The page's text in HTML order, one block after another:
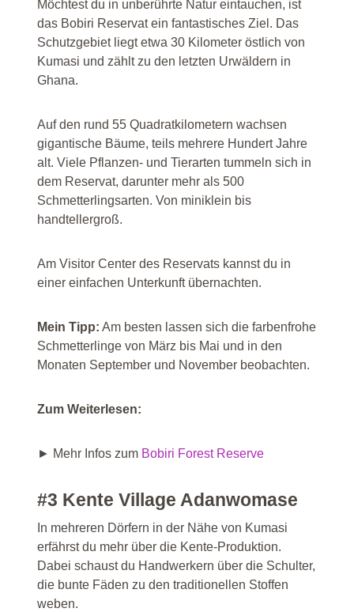
Möchtest du in unberührte Natur eintauchen, ist
das Bobiri Reservat ein fantastisches Ziel. Das
Schutzgebiet liegt etwa 30 Kilometer östlich von
Kumasi und zählt zu den letzten Urwäldern in
Ghana.
Auf den rund 55 Quadratkilometern wachsen
gigantische Bäume, teils mehrere Hundert Jahre
alt. Viele Pflanzen- und Tierarten tummeln sich in
dem Reservat, darunter mehr als 500
Schmetterlingsarten. Von miniklein bis
handtellergroß.
Am Visitor Center des Reservats kannst du in
einer einfachen Unterkunft übernachten.
Mein Tipp: Am besten lassen sich die farbenfrohe
Schmetterlinge von März bis Mai und in den
Monaten September und November beobachten.
Zum Weiterlesen:
► Mehr Infos zum Bobiri Forest Reserve
#3 Kente Village Adanwomase
In mehreren Dörfern in der Nähe von Kumasi
erfährst du mehr über die Kente-Produktion.
Dabei schaust du Handwerkern über die Schulter,
die bunte Fäden zu den traditionellen Stoffen
weben.